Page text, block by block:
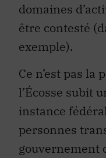
domaines
être contesté
exemple).
Ce n’est pas la
l’Écosse subit
instance
personnes
gouvernement